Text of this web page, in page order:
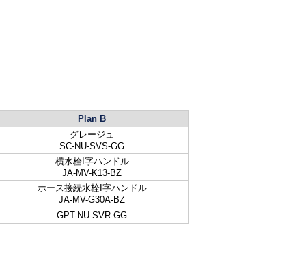
Plan B
グレージュ
SC-NU-SVS-GG
横水栓I字ハンドル
JA-MV-K13-BZ
ホース接続水栓I字ハンドル
JA-MV-G30A-BZ
GPT-NU-SVR-GG